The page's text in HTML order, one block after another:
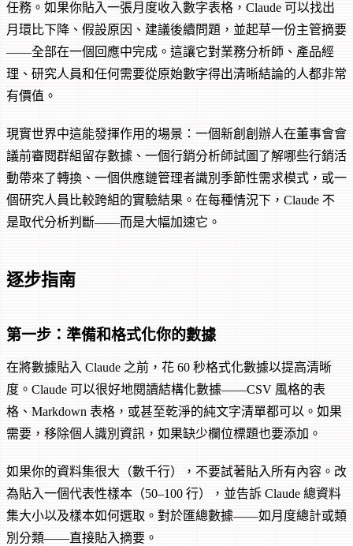
任務。如果你貼入一張月度收入數字表格，Claude 可以找出
月環比下降、假設原因、建議後續問題，並起草一份主管摘要
——全部在一個回應中完成。這讓它對業務分析師、產品經
理、研究人員和任何需要從原始數字得出清晰結論的人都非常
有價值。
現實世界中這能發揮作用的場景：一個新創創辦人在董事會會
議前審閱群組留存數據、一個行銷分析師試圖了解哪些行銷活
動帶來了轉換、一個供應鏈管理者識別季節性需求模式，或一
個研究人員比較跨組的實驗結果。在每種情況下，Claude 不
是取代分析判斷——而是大幅加速它。
逐步指南
第一步：準備和格式化你的數據
在將數據貼入 Claude 之前，花 60 秒格式化數據以提高清晰
度。Claude 可以很好地閱讀結構化數據——CSV 風格的表
格、Markdown 表格，或甚至乾淨的純文字清單都可以。如果
需要，移除個人識別資訊，如果缺少欄位標題也要添加。
如果你的資料集很大（數千行），不要試著貼入所有內容。改
為貼入一個代表性樣本（50–100 行），並告訴 Claude 總資料
集大小以及樣本如何選取。對於匯總數據——如月度總計或類
別分類——直接貼入摘要。